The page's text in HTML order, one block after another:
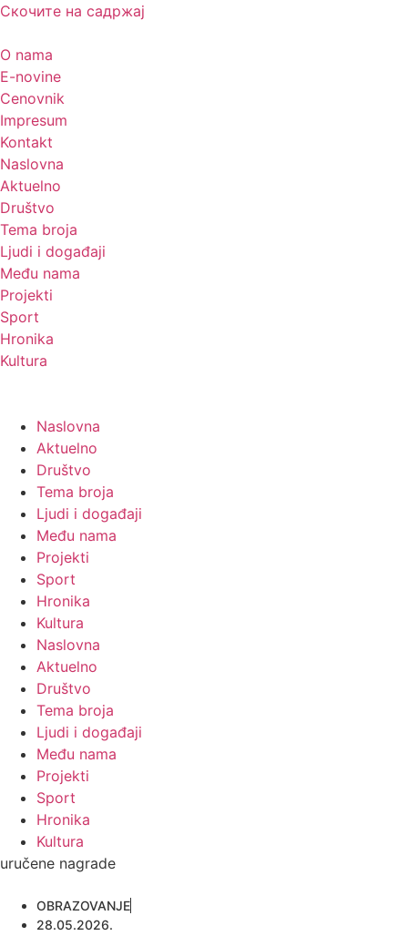
Скочите на садржај
O nama
E-novine
Cenovnik
Impresum
Kontakt
Naslovna
Aktuelno
Društvo
Tema broja
Ljudi i događaji
Među nama
Projekti
Sport
Hronika
Kultura
Naslovna
Aktuelno
Društvo
Tema broja
Ljudi i događaji
Među nama
Projekti
Sport
Hronika
Kultura
Naslovna
Aktuelno
Društvo
Tema broja
Ljudi i događaji
Među nama
Projekti
Sport
Hronika
Kultura
uručene nagrade
OBRAZOVANJE
28.05.2026.